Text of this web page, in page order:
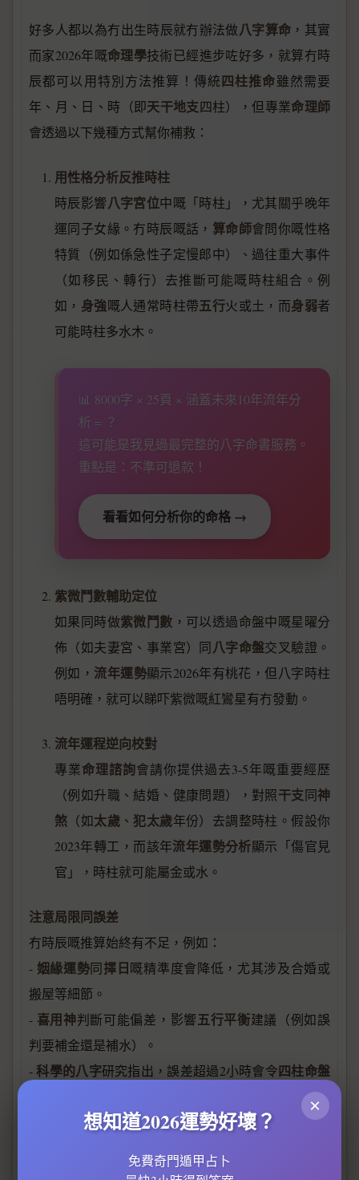
好多人都以為冇出生時辰就冇辦法做八字算命 ，其實
而家2026年嘅命理學技術已經進步咗好多，就算冇時
辰都可以用特別方法推算！傳統四柱推命雖然需要
年、月、日、時（即天干地支四柱），但專業命理師
會透過以下幾種方式幫你補救：
用性格分析反推時柱
時辰影響八字宮位中嘅「時柱」，尤其關乎晚年
運同子女緣。冇時辰嘅話， 算命師會問你嘅性格
特質（例如係急性子定慢郎中）、過往重大事件
（如移民、轉行）去推斷可能嘅時柱組合。例
如， 身強嘅人通常時柱帶五行火或土，而身弱者
可能時柱多水木。
📊 8000字 × 25頁 × 涵蓋未來10年流年分
析 = ？
這可能是我見過最完整的八字命書服務。
重點是：不準可退款！
看看如何分析你的命格 →
紫微鬥數輔助定位
如果同時做紫微鬥數 ，可以透過命盤中嘅星曜分
佈（如夫妻宮、事業宮）同八字命盤交叉驗證。
例如， 流年運勢顯示2026年有桃花，但八字時柱
唔明確，就可以睇吓紫微嘅紅鸞星有冇發動。
流年運程逆向校對
專業命理諮詢會請你提供過去3-5年嘅重要經歷
（例如升職、結婚、健康問題），對照干支同神
煞 （如太歲 、犯太歲年份）去調整時柱。假設你
2023年轉工，而該年流年運勢分析顯示「傷官見
官」，時柱就可能屬金或水。
注意局限同誤差
冇時辰嘅推算始終有不足，例如：
- 姻緣運勢同擇日嘅精準度會降低，尤其涉及合婚或
搬屋等細節。
- 喜用神判斷可能偏差，影響五行平衡建議（例如誤
判要補金還是補水）。
-科學的八字研究指出，誤差超過2小時會令四柱命盤
有位客人只知自己係「1985年夜晚出世」，
×
想知道2026運勢好壞？
免費奇門遁甲占卜